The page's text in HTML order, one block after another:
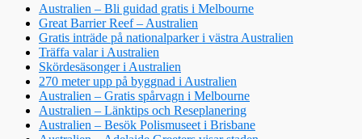
Australien – Bli guidad gratis i Melbourne
Great Barrier Reef – Australien
Gratis inträde på nationalparker i västra Australien
Träffa valar i Australien
Skördesäsonger i Australien
270 meter upp på byggnad i Australien
Australien – Gratis spårvagn i Melbourne
Australien – Länktips och Reseplanering
Australien – Besök Polismuseet i Brisbane